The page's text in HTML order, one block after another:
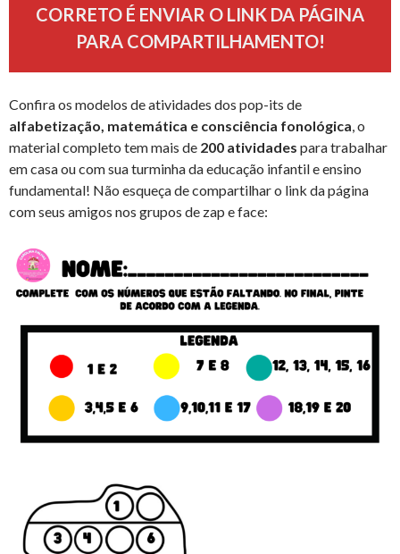
CORRETO É ENVIAR O LINK DA PÁGINA
PARA COMPARTILHAMENTO!
Confira os modelos de atividades dos pop-its de
alfabetização, matemática e consciência fonológica, o
material completo tem mais de 200 atividades para trabalhar
em casa ou com sua turminha da educação infantil e ensino
fundamental! Não esqueça de compartilhar o link da página
com seus amigos nos grupos de zap e face: